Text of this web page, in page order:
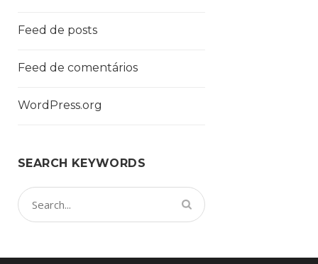
Feed de posts
Feed de comentários
WordPress.org
SEARCH KEYWORDS